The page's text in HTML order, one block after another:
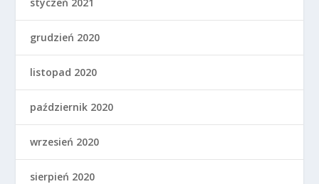
grudzień 2020
listopad 2020
październik 2020
wrzesień 2020
sierpień 2020